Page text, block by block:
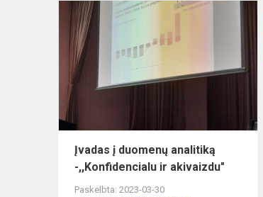
Įvadas į duomenų analitiką
-,,Konfidencialu ir akivaizdu"
Paskelbta: 2023-03-30